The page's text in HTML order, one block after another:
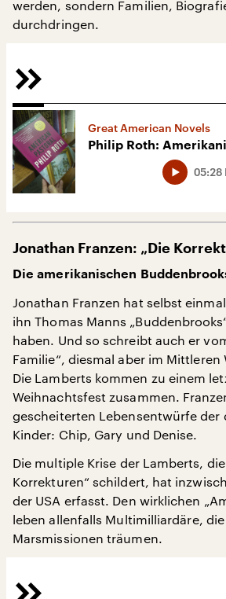
werden, sondern Familien,
durchdringen.
Great American Novels
Philip Roth:
05:28
Jonathan Franzen: „Die
Die amerikanischen
Jonathan Franzen hat selbst
ihn Thomas Manns
haben. Und so schreibt auch er
Familie“, diesmal aber im Mittleren
Die Lamberts kommen zu einem
Weihnachtsfest zusammen.
gescheiterten Lebensentwürfe der
Kinder: Chip, Gary und Denise.
Die multiple Krise der Lamberts,
Korrekturen“ schildert, hat
der USA erfasst. Den wirklichen
leben allenfalls Multimilliardäre,
Marsmissionen träumen.